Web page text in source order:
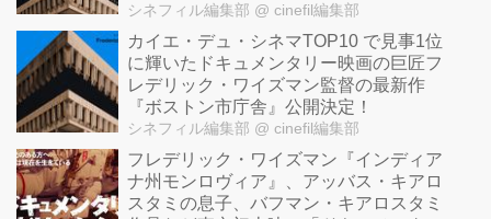
れることが決定した。
今回ワイズ...
シネフィル編集部 @ cinefil編集部
カイエ・デュ・シネマTOP10 で見事1位
に輝いたドキュメンタリー映画の巨匠フ
レデリック・ワイズマン監督の最新作
『ボストン市庁舎』公開決定！
シネフィル編集部 @ cinefil編集部
フレデリック・ワイズマン『インディア
ナ州モンロヴィア』、アッバス・キアロ
スタミの息子、バフマン・キアロスタミ